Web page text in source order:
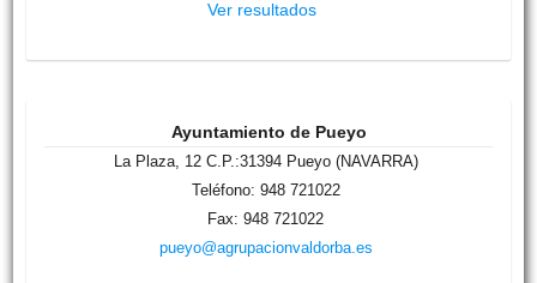
Ver resultados
Ayuntamiento de Pueyo
La Plaza, 12 C.P.:31394 Pueyo (NAVARRA)
Teléfono: 948 721022
Fax: 948 721022
pueyo@agrupacionvaldorba.es